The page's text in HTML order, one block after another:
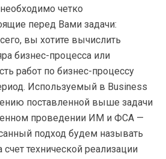
четко
перед Вами задачи:
вы хотите вычислить
бизнес-процесса или
работ по бизнес-процессу
Используемый в Business
поставленной выше задачи
проведении ИМ и ФСА —
подход будем называть
технической реализации